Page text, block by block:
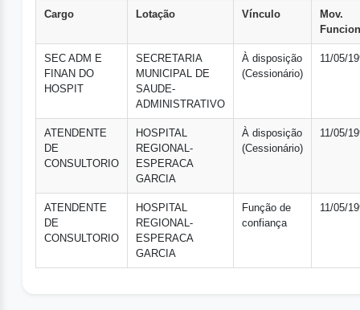
Cargo Lotação Vínculo
Mov.
SEC ADM E
FINAN DO
HOSPIT
SECRETARIA
MUNICIPAL DE
SAUDE-
ADMINISTRATIVO
À disposição
(Cessionário)
11/05/
ATENDENTE
DE
CONSULTORIO
HOSPITAL
REGIONAL-
ESPERACA
GARCIA
À disposição
(Cessionário)
11/05/
ATENDENTE
DE
CONSULTORIO
HOSPITAL
REGIONAL-
ESPERACA
GARCIA
Função de
confiança
11/05/